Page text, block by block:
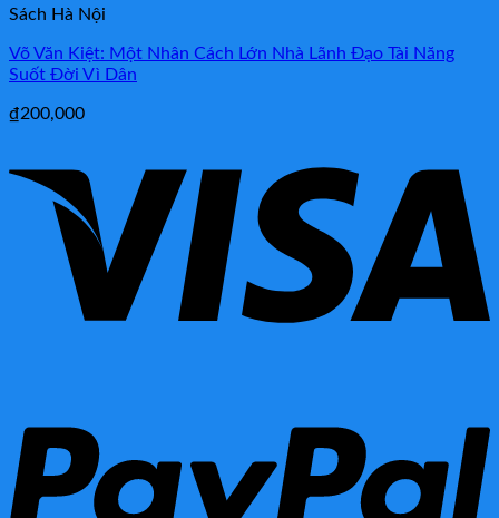
Sách Hà Nội
Võ Văn Kiệt: Một Nhân Cách Lớn Nhà Lãnh Đạo Tài Năng
Suốt Đời Vì Dân
₫200,000